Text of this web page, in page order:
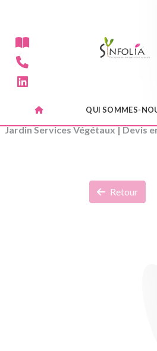
QUI SOMMES-
Jardin Services Végétaux|Devis
Retour